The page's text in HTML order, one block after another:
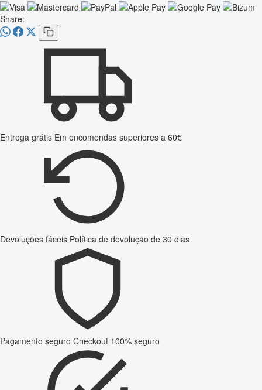
Share:
Entrega grátis Em encomendas superiores a 60€
Devoluções fáceis Política de devolução de 30 dias
Pagamento seguro Checkout 100% seguro